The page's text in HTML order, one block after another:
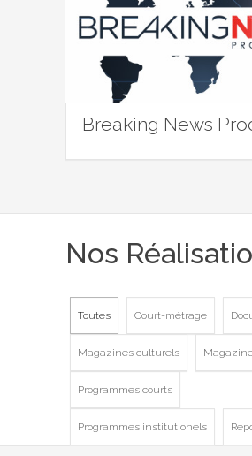
Breaking News
Nos
Toutes Court-métrage
Magazines culturels
Programmes courts
Programmes institutionels